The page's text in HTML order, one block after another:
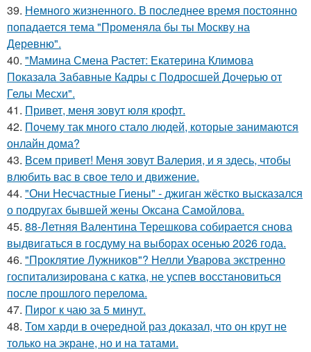
39. Немного жизненного. В последнее время постоянно
попадается тема "Променяла бы ты Москву на
Деревню".
40. "Мамина Смена Растет: Екатерина Климова
Показала Забавные Кадры с Подросшей Дочерью от
Гелы Месхи".
41. Привет, меня зовут юля крофт.
42. Почему так много стало людей, которые занимаются
онлайн дома?
43. Всем привет! Меня зовут Валерия, и я здесь, чтобы
влюбить вас в свое тело и движение.
44. "Они Несчастные Гиены" - джиган жёстко высказался
о подругах бывшей жены Оксана Самойлова.
45. 88-Летняя Валентина Терешкова собирается снова
выдвигаться в госдуму на выборах осенью 2026 года.
46. "Проклятие Лужников"? Нелли Уварова экстренно
госпитализирована с катка, не успев восстановиться
после прошлого перелома.
47. Пирог к чаю за 5 минут.
48. Том харди в очередной раз доказал, что он крут не
только на экране, но и на татами.